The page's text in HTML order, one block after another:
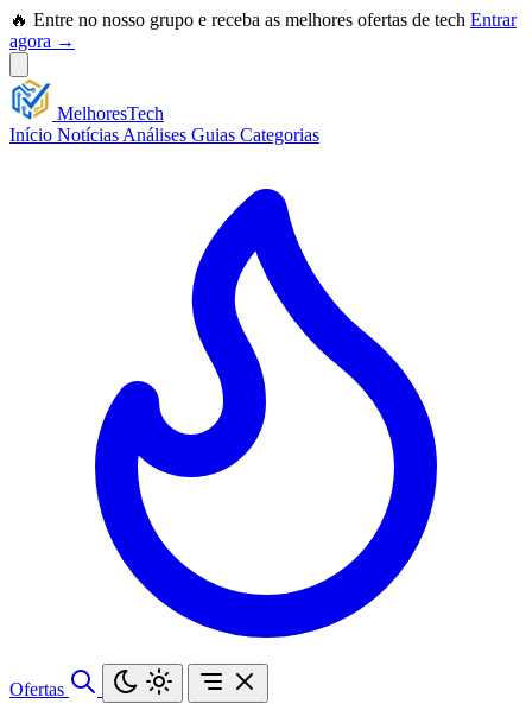
🔥 Entre no nosso grupo e receba as melhores ofertas de tech Entrar
agora →
MelhoresTech
Início Notícias Análises Guias Categorias
Ofertas